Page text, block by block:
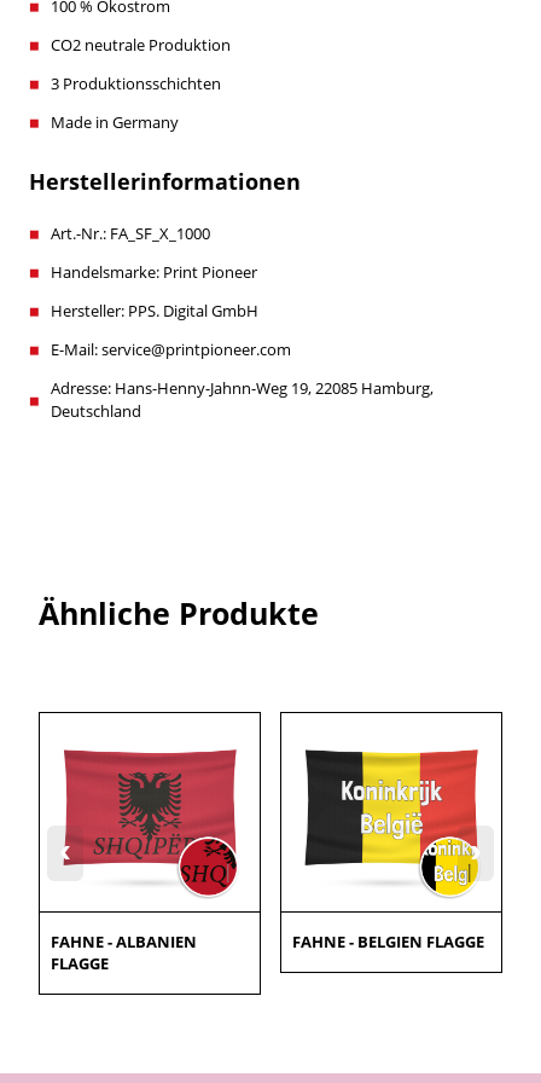
100 % Ökostrom
CO2 neutrale Produktion
3 Produktionsschichten
Made in Germany
Herstellerinformationen
Art.-Nr.: FA_SF_X_1000
Handelsmarke: Print Pioneer
Hersteller: PPS. Digital GmbH
E-Mail: service@printpioneer.com
Adresse: Hans-Henny-Jahnn-Weg 19, 22085 Hamburg,
Deutschland
Ähnliche Produkte
‹ ›
FAHNE - ALBANIEN
FLAGGE
FAHNE - BELGIEN FLAGGE